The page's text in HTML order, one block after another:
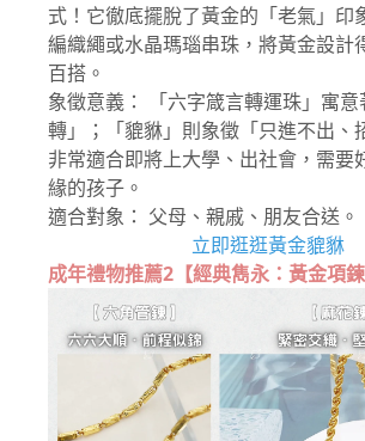
式！它徹底擺脫了黃金的「老氣」印
編織繩或水晶瑪瑙串珠，將黃金設計
百搭。
象徵意義： 「六字箴言轉運珠」寓意
轉」；「貔貅」則象徵「只進不出、
非常適合即將上大學、出社會，需要
緣的孩子。
適合對象： 父母、親戚、朋友合送。
立即逛逛黃金貔貅
成年禮物推薦2【經典雋永：黃金項鍊